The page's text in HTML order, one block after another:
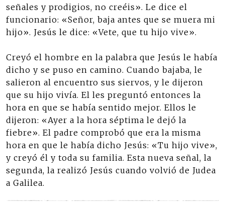
señales y prodigios, no creéis». Le dice el
funcionario: «Señor, baja antes que se muera mi
hijo». Jesús le dice: «Vete, que tu hijo vive».
Creyó el hombre en la palabra que Jesús le había
dicho y se puso en camino. Cuando bajaba, le
salieron al encuentro sus siervos, y le dijeron
que su hijo vivía. El les preguntó entonces la
hora en que se había sentido mejor. Ellos le
dijeron: «Ayer a la hora séptima le dejó la
fiebre». El padre comprobó que era la misma
hora en que le había dicho Jesús: «Tu hijo vive»,
y creyó él y toda su familia. Esta nueva señal, la
segunda, la realizó Jesús cuando volvió de Judea
a Galilea.